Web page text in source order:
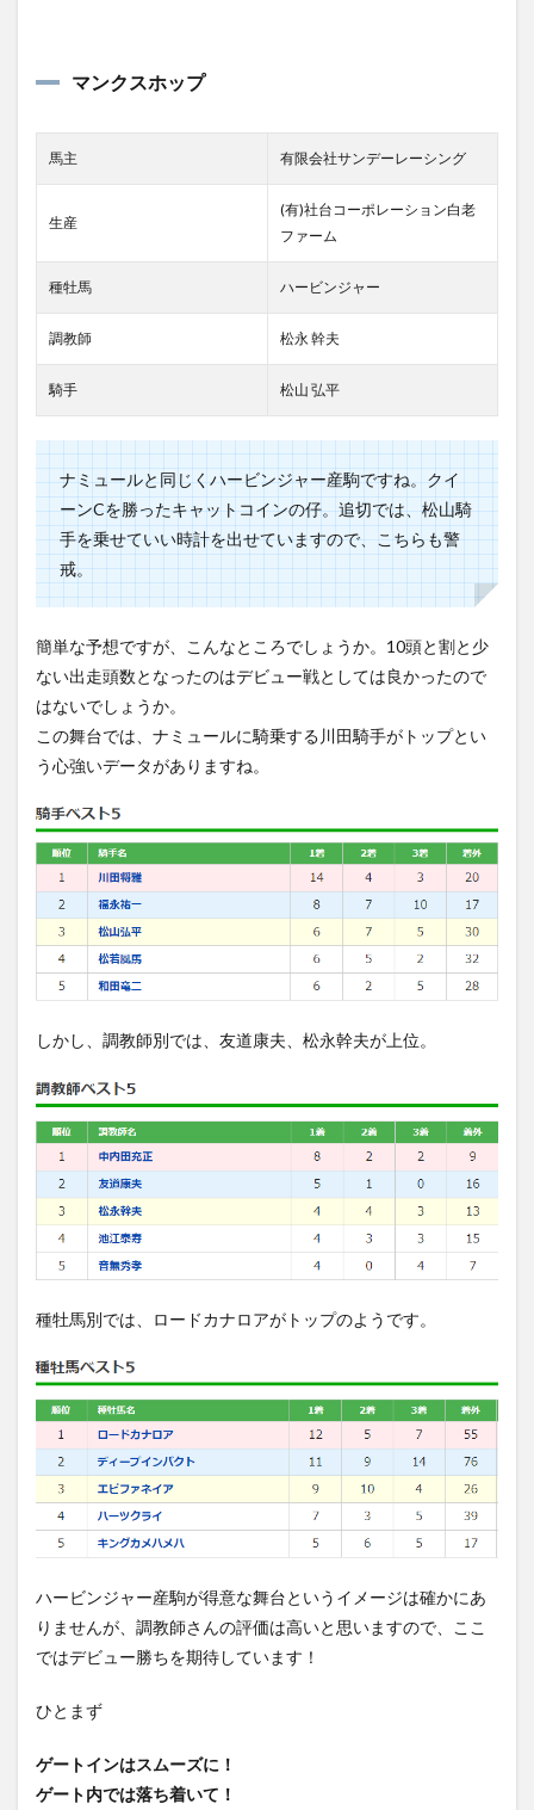
マンクスホップ
馬主 有限会社サンデーレーシング
生産
(有)社台コーポレーション白老
ファーム
種牡馬 ハービンジャー
調教師 松永 幹夫
騎手 松山 弘平
ナミュールと同じくハービンジャー産駒ですね。クイ
ーンCを勝ったキャットコインの仔。追切では、松山騎
手を乗せていい時計を出せていますので、こちらも警
戒。
簡単な予想ですが、こんなところでしょうか。10頭と割と少
ない出走頭数となったのはデビュー戦としては良かったので
はないでしょうか。
この舞台では、ナミュールに騎乗する川田騎手がトップとい
う心強いデータがありますね。
しかし、調教師別では、友道康夫、松永幹夫が上位。
種牡馬別では、ロードカナロアがトップのようです。
ハービンジャー産駒が得意な舞台というイメージは確かにあ
りませんが、調教師さんの評価は高いと思いますので、ここ
ではデビュー勝ちを期待しています！
ひとまず
ゲートインはスムーズに！
ゲート内では落ち着いて！